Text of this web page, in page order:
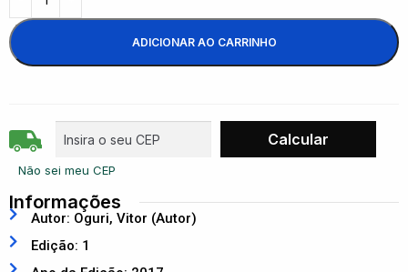
ADICIONAR AO CARRINHO
Não sei meu CEP
Informações
Autor: Oguri, Vitor (Autor)
Edição: 1